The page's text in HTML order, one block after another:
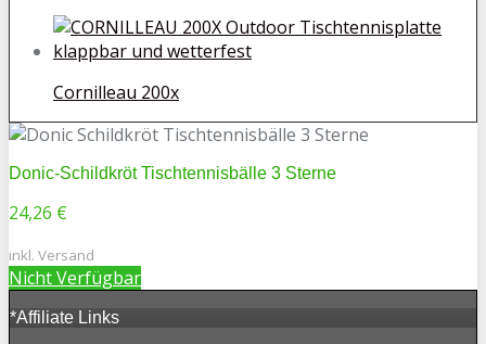
Cornilleau 200x
Donic-Schildkröt Tischtennisbälle 3 Sterne
24,26 €
inkl. Versand
Nicht Verfügbar
*Affiliate Links